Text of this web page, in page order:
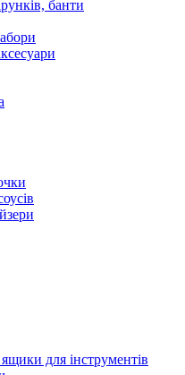
банти
для інструментів